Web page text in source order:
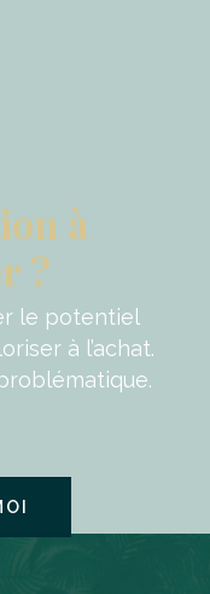
à
?
le potentiel
à l’achat.